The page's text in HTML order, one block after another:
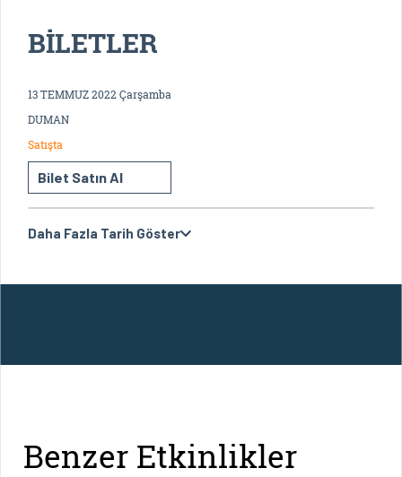
BİLETLER
13 TEMMUZ 2022 Çarşamba
DUMAN
Satışta
Bilet Satın Al
Daha Fazla Tarih Göster
Benzer Etkinlikler